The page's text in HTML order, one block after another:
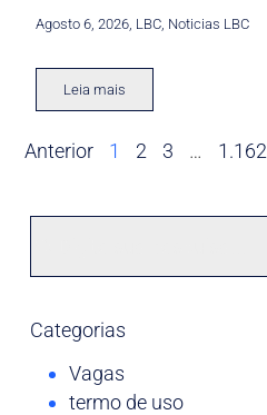
Agosto 6, 2026 LBC Noticias LBC
Leia mais
Anterior 1 2 3 … 1.162
Categorias
Vagas
termo de uso